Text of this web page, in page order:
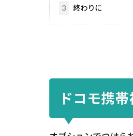
3 終わりに
ドコモ携